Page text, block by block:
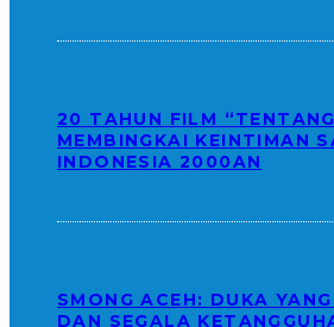
20 TAHUN FILM
MEMBINGKAI KEINTIMAN
INDONESIA 2000AN
SMONG ACEH: DUKA
DAN SEGALA